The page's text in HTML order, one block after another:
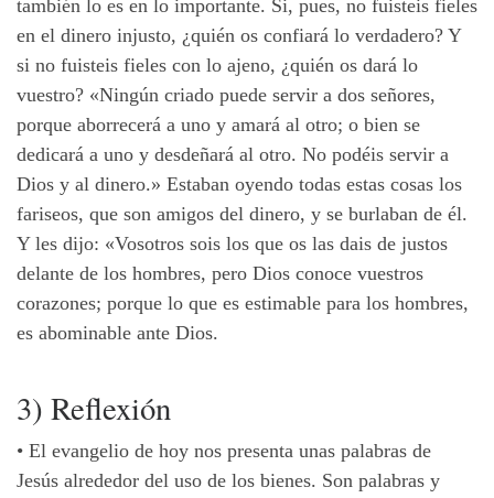
también lo es en lo importante. Si, pues, no fuisteis fieles
en el dinero injusto, ¿quién os confiará lo verdadero? Y
si no fuisteis fieles con lo ajeno, ¿quién os dará lo
vuestro? «Ningún criado puede servir a dos señores,
porque aborrecerá a uno y amará al otro; o bien se
dedicará a uno y desdeñará al otro. No podéis servir a
Dios y al dinero.» Estaban oyendo todas estas cosas los
fariseos, que son amigos del dinero, y se burlaban de él.
Y les dijo: «Vosotros sois los que os las dais de justos
delante de los hombres, pero Dios conoce vuestros
corazones; porque lo que es estimable para los hombres,
es abominable ante Dios.
3) Reflexión
• El evangelio de hoy nos presenta unas palabras de
Jesús alrededor del uso de los bienes. Son palabras y